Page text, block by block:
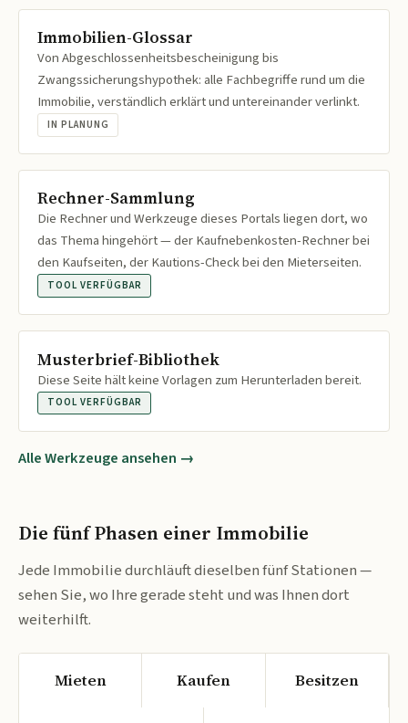
Immobilien-Glossar
Von Abgeschlossenheitsbescheinigung bis
Zwangssicherungshypothek: alle Fachbegriffe rund um die
Immobilie, verständlich erklärt und untereinander verlinkt.
IN PLANUNG
Rechner-Sammlung
Die Rechner und Werkzeuge dieses Portals liegen dort, wo
das Thema hingehört — der Kaufnebenkosten-Rechner bei
den Kaufseiten, der Kautions-Check bei den Mieterseiten.
TOOL VERFÜGBAR
Musterbrief-Bibliothek
Diese Seite hält keine Vorlagen zum Herunterladen bereit.
TOOL VERFÜGBAR
Alle Werkzeuge ansehen →
Die fünf Phasen einer Immobilie
Jede Immobilie durchläuft dieselben fünf Stationen —
sehen Sie, wo Ihre gerade steht und was Ihnen dort
weiterhilft.
Mieten Kaufen Besitzen